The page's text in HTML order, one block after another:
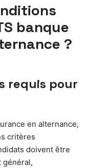
banque
?
requis pour
en alternance,
critères
doivent être
général,